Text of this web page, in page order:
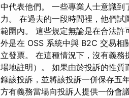
中代表他們。 一些專業人士意識
力。 在過去的一段時間裡，他們
範圍內。 這些規定無論是在合法
外是在 OSS 系統中與 B2C 交易相
立發票。 在這種情況下，沒有義
場地註明）。 如果由於投訴的性
錄該投訴，並將該投訴一併保存五
方有義務當場向投訴人提供一份會